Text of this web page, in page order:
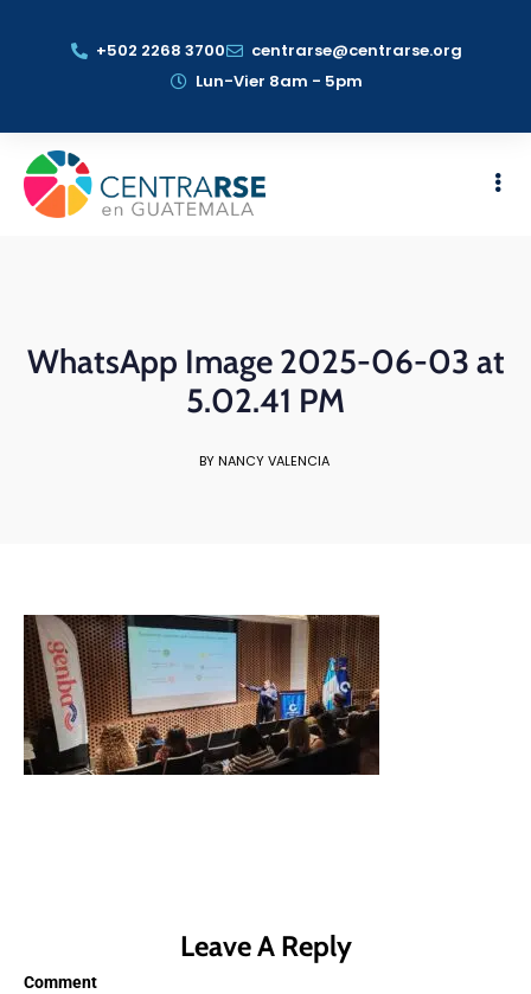
+502 2268 3700
centrarse@centrarse.org
Lun-Vier 8am - 5pm
WhatsApp Image 2025-06-03 at
5.02.41 PM
BY NANCY VALENCIA
Leave A Reply
Comment